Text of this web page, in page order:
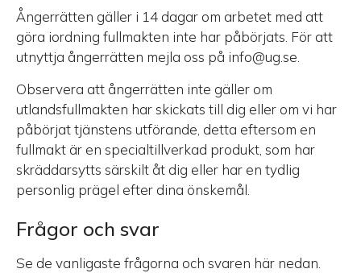
Ångerrätten gäller i 14 dagar om arbetet med att
göra iordning fullmakten inte har påbörjats. För att
utnyttja ångerrätten mejla oss på info@ug.se.
Observera att ångerrätten inte gäller om
utlandsfullmakten har skickats till dig eller om vi har
påbörjat tjänstens utförande, detta eftersom en
fullmakt är en specialtillverkad produkt, som har
skräddarsytts särskilt åt dig eller har en tydlig
personlig prägel efter dina önskemål.
Frågor och svar
Se de vanligaste frågorna och svaren här nedan.